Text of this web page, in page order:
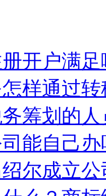
开户满
样通过
筹划的
能自己
尔成立